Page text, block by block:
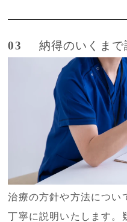
03 納得のいくま
治療の方針や方法につい
丁寧に説明いたします。